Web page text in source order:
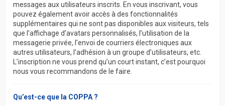
messages aux utilisateurs inscrits. En vous inscrivant, vous
pouvez également avoir accès à des fonctionnalités
supplémentaires qui ne sont pas disponibles aux visiteurs, tels
que l’affichage d’avatars personnalisés, l’utilisation de la
messagerie privée, l’envoi de courriers électroniques aux
autres utilisateurs, l’adhésion à un groupe d’utilisateurs, etc.
L’inscription ne vous prend qu’un court instant, c’est pourquoi
nous vous recommandons de le faire.
Qu’est-ce que la COPPA ?